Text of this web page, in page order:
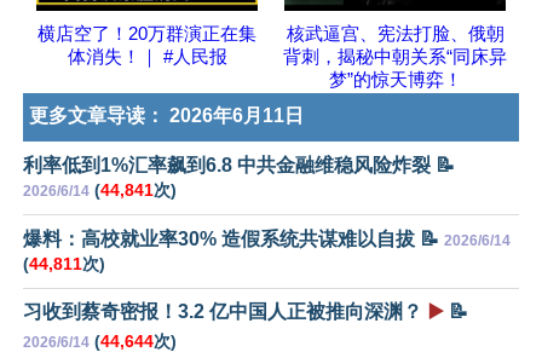
横店空了！20万群演正在集
体消失！｜ #人民报
核武逼宫、宪法打脸、俄朝
背刺，揭秘中朝关系“同床异
梦”的惊天博弈！
更多文章导读： 2026年6月11日
利率低到1%汇率飙到6.8 中共金融维稳风险炸裂 📝
2026/6/14 (44,841次)
爆料：高校就业率30% 造假系统共谋难以自拔 📝 2026/6/14
(44,811次)
习收到蔡奇密报！3.2 亿中国人正被推向深渊？ ▶️ 📝
2026/6/14 (44,644次)